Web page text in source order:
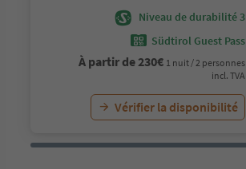
Niveau de durabilité 3
Südtirol Guest Pass
À partir de230€ 1 nuit / 2 personnes
incl. TVA
Vérifier la disponibilité